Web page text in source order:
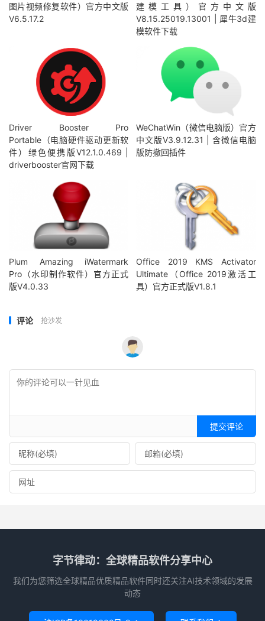
图片视频修复软件）官方中文版
V6.5.17.2
建模工具）官方中文版
V8.15.25019.13001 | 犀牛3d建
模软件下载
Driver Booster Pro
Portable（电脑硬件驱动更新软
件）绿色便携版V12.1.0.469 |
driverbooster官网下载
WeChatWin（微信电脑版）官方
中文版V3.9.12.31 | 含微信电脑
版防撤回插件
Plum Amazing iWatermark
Pro（水印制作软件）官方正式
版V4.0.33
Office 2019 KMS Activator
Ultimate（Office 2019激活工
具）官方正式版V1.8.1
评论 抢沙发
提交评论
字节律动：全球精品软件分享中心
我们为您筛选全球精品优质精品软件同时还关注AI技术领域的发展
动态